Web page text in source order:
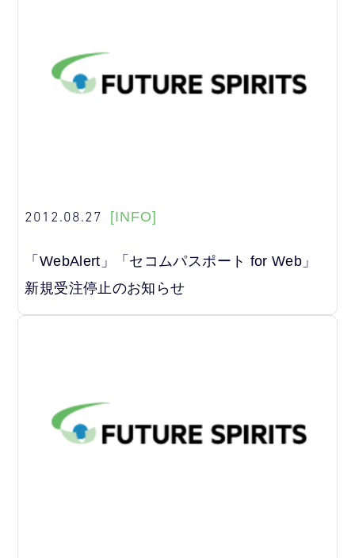
2012.08.27 [INFO]
「WebAlert」「セコムパスポート for Web」
新規受注停止のお知らせ